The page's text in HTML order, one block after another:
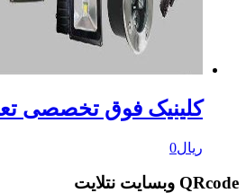
کلینیک فوق تخصصی
ریال0
QRcode وبسایت نتلایت